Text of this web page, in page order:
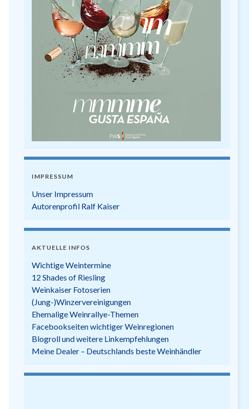
IMPRESSUM
Unser Impressum
Autorenprofil Ralf Kaiser
AKTUELLE INFOS
Wichtige Weintermine
12 Shades of Riesling
Weinkaiser Fotoserien
(Jung-)Winzervereinigungen
Ehemalige Weinrallye-Themen
Facebookseiten wichtiger Weinregionen
Blogroll und weitere Linkempfehlungen
Meine Dealer – Deutschlands beste Weinhändler